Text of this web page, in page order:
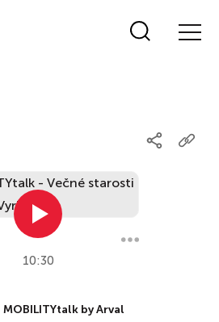
10:30
MOBILITYtalk by Arval